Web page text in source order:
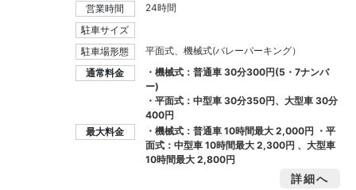
営業時間
24時間
駐車サイズ
駐車場形態
平面式、機械式(バレーパーキング）
通常料金
・機械式：普通車 30分300円(5・7ナンバ
ー)
・平面式：中型車 30分350円、大型車 30分
400円
最大料金
・機械式：普通車 10時間最大2,000円 ・平
面式：中型車 10時間最大2,300円 、大型車
10時間最大2,800円
詳細へ